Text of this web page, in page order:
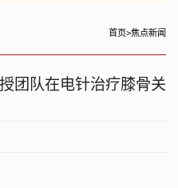
首页>焦点新闻
团队在电针治疗膝骨关